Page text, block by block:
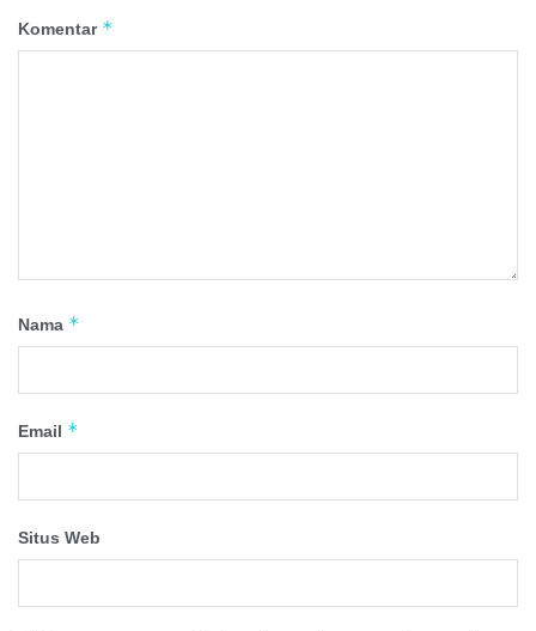
Komentar *
Nama *
Email *
Situs Web